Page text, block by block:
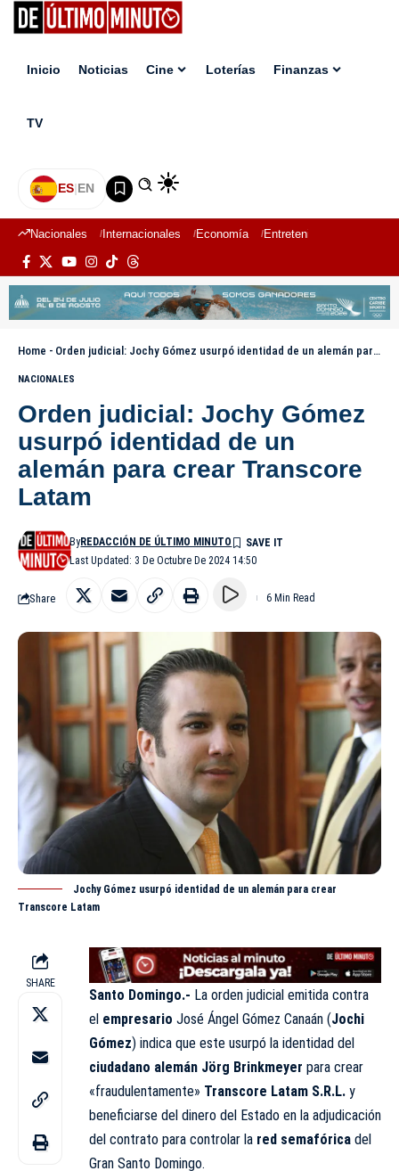
Inicio Noticias Cine Loterías Finanzas
TV
ES|EN
Nacionales Internacionales Economía Entretenimiento
Home - Orden judicial: Jochy Gómez usurpó identidad de un alemán para crear Transcore Latam
NACIONALES
Orden judicial: Jochy Gómez
usurpó identidad de un
alemán para crear Transcore
Latam
Last Updated: 3 De Octubre De 2024 14:50
ByREDACCIÓN DE ÚLTIMO MINUTO
Share 6 Min Read
Jochy Gómez usurpó identidad de un alemán para crear
Transcore Latam
SHARE
Santo Domingo.- La orden judicial emitida contra
el empresario José Ángel Gómez Canaán (Jochi
Gómez) indica que este usurpó la identidad del
ciudadano alemán Jörg Brinkmeyer para crear
«fraudulentamente» Transcore Latam S.R.L. y
beneficiarse del dinero del Estado en la adjudicación
del contrato para controlar la red semafórica del
Gran Santo Domingo.